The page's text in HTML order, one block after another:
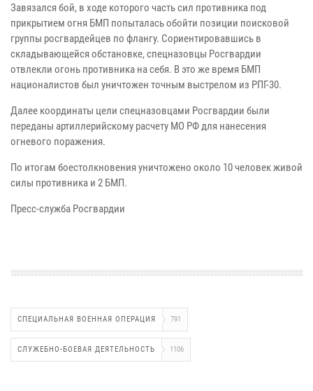
Завязался бой, в ходе которого часть сил противника под
прикрытием огня БМП попыталась обойти позиции поисковой
группы росгвардейцев по флангу. Сориентировавшись в
складывающейся обстановке, спецназовцы Росгвардии
отвлекли огонь противника на себя. В это же время БМП
националистов был уничтожен точным выстрелом из РПГ-30.
Далее координаты цели спецназовцами Росгвардии были
переданы артиллерийскому расчету МО РФ для нанесения
огневого поражения.
По итогам боестолкновения уничтожено около 10 человек живой
силы противника и 2 БМП.
Пресс-служба Росгвардии
СПЕЦИАЛЬНАЯ ВОЕННАЯ ОПЕРАЦИЯ 791
СЛУЖЕБНО-БОЕВАЯ ДЕЯТЕЛЬНОСТЬ 1106